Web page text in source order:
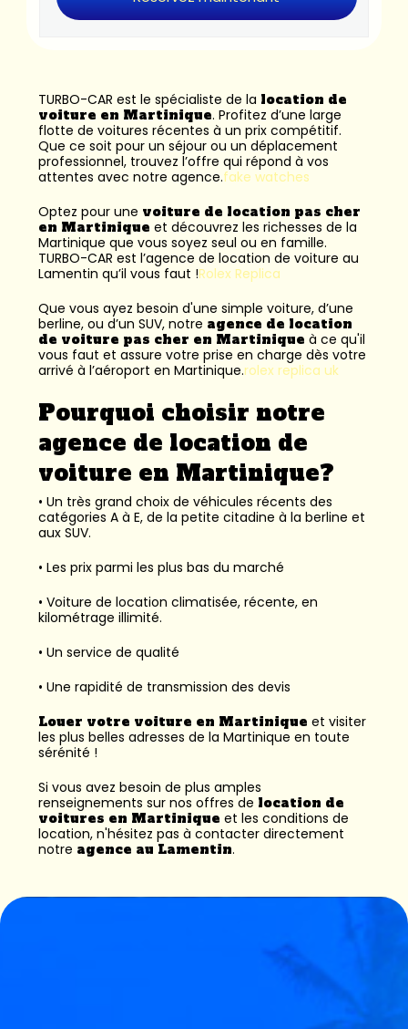
TURBO-CAR est le spécialiste de la location de
voiture en Martinique. Profitez d’une large
flotte de voitures récentes à un prix compétitif.
Que ce soit pour un séjour ou un déplacement
professionnel, trouvez l’offre qui répond à vos
attentes avec notre agence.fake watches
Optez pour une voiture de location pas cher
en Martinique et découvrez les richesses de la
Martinique que vous soyez seul ou en famille.
TURBO-CAR est l’agence de location de voiture au
Lamentin qu’il vous faut !Rolex Replica
Que vous ayez besoin d'une simple voiture, d’une
berline, ou d’un SUV, notre agence de location
de voiture pas cher en Martinique à ce qu'il
vous faut et assure votre prise en charge dès votre
arrivé à l’aéroport en Martinique.rolex replica uk
Pourquoi choisir notre
agence de location de
voiture en Martinique?
• Un très grand choix de véhicules récents des
catégories A à E, de la petite citadine à la berline et
aux SUV.
• Les prix parmi les plus bas du marché
• Voiture de location climatisée, récente, en
kilométrage illimité.
• Un service de qualité
• Une rapidité de transmission des devis
Louer votre voiture en Martinique et visiter
les plus belles adresses de la Martinique en toute
sérénité !
Si vous avez besoin de plus amples
renseignements sur nos offres de location de
voitures en Martinique et les conditions de
location, n'hésitez pas à contacter directement
notre agence au Lamentin.